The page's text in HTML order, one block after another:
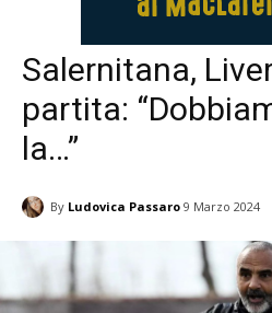
Salernitana,
partita:
la…”
By Ludovica Passaro 9 Marzo 2024